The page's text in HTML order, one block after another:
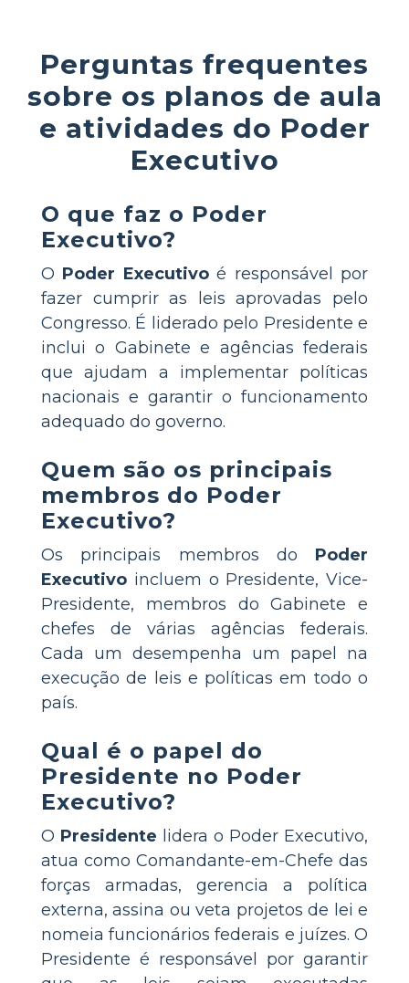
Perguntas frequentes
sobre os planos de aula
e atividades do Poder
Executivo
O que faz o Poder
Executivo?
O Poder Executivoé responsável por
fazer cumprir as leis aprovadas pelo
Congresso. É liderado pelo Presidente e
inclui o Gabinete e agências federais
que ajudam a implementar políticas
nacionais e garantir o funcionamento
adequado do governo.
Quem são os principais
membros do Poder
Executivo?
Os principais membros do Poder
Executivo incluem o Presidente, Vice-
Presidente, membros do Gabinete e
chefes de várias agências federais.
Cada um desempenha um papel na
execução de leis e políticas em todo o
país.
Qual é o papel do
Presidente no Poder
Executivo?
O Presidente lidera o Poder Executivo,
atua como Comandante-em-Chefe das
forças armadas, gerencia a política
externa, assina ou veta projetos de lei e
nomeia funcionários federais e juízes. O
Presidente é responsável por garantir